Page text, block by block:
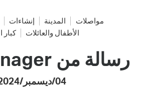
مواصلات المدينة إنشاءات
الأطفال والعائلات
كبار
رسالة من City Manager
04/ديسمبر/2024